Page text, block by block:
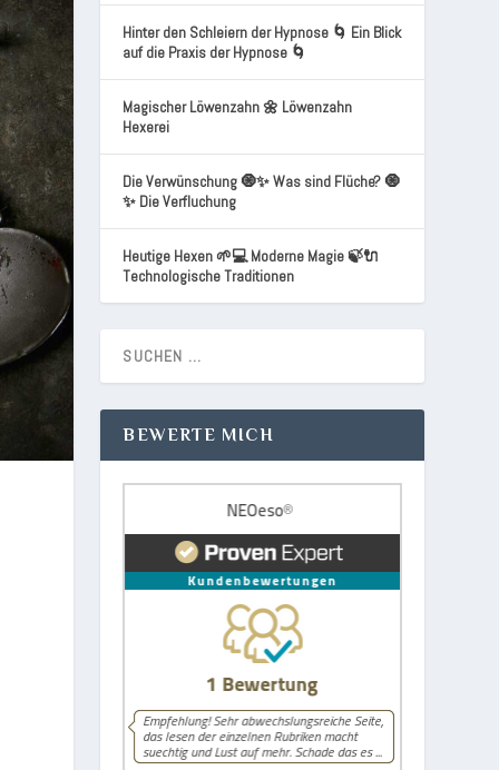
Hinter den Schleiern der Hypnose 🌀 Ein Blick
auf die Praxis der Hypnose 🌀
Magischer Löwenzahn 🌼 Löwenzahn
Hexerei
Die Verwünschung 🧿✨ Was sind Flüche? 🧿
✨ Die Verfluchung
Heutige Hexen 🌱💻 Moderne Magie 🍃🔌
Technologische Traditionen
BEWERTE MICH